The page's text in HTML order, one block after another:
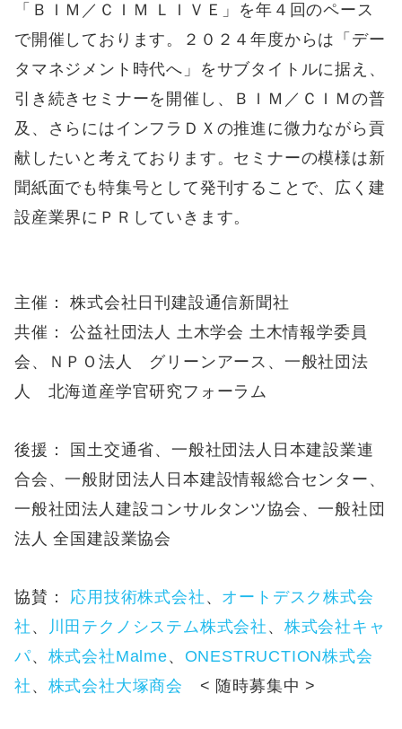
「ＢＩＭ／ＣＩＭ ＬＩＶＥ」を年４回のペース
で開催しております。２０２４年度からは「デー
タマネジメント時代へ」をサブタイトルに据え、
引き続きセミナーを開催し、ＢＩＭ／ＣＩＭの普
及、さらにはインフラＤＸの推進に微力ながら貢
献したいと考えております。セミナーの模様は新
聞紙面でも特集号として発刊することで、広く建
設産業界にＰＲしていきます。
主催： 株式会社日刊建設通信新聞社
共催： 公益社団法人 土木学会 土木情報学委員
会、ＮＰＯ法人 グリーンアース、一般社団法
人 北海道産学官研究フォーラム
後援： 国土交通省、一般社団法人日本建設業連
合会、一般財団法人日本建設情報総合センター、
一般社団法人建設コンサルタンツ協会、一般社団
法人 全国建設業協会
協賛： 応用技術株式会社 、 オートデスク株式会
社 、 川田テクノシステム株式会社 、 株式会社キャ
パ、 株式会社Malme、 ONESTRUCTION株式会
社 、 株式会社大塚商会 < 随時募集中 >